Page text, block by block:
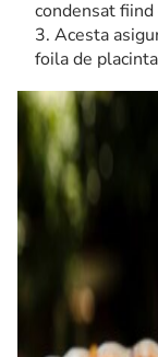
condensat
Acesta
foila de